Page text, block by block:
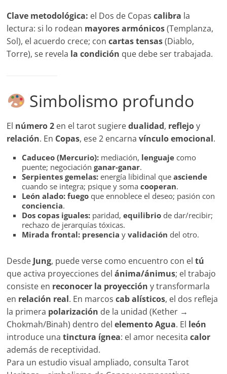
Clave metodológica: el Dos de Copascalibra la
lectura: si lo rodean mayores armónicos(Templanza,
Sol), el acuerdo crece; concartas tensas(Diablo,
Torre), se revela la condición que debe ser trabajada.
Simbolismo profundo
El número 2 en el tarot sugieredualidad, reflejoy
relación. En Copas, ese 2 encarnavínculo emocional.
Caduceo (Mercurio): mediación, lenguaje como
puente; negociaciónganar-ganar.
Serpientes gemelas: energía libidinal queasciende
cuando se integra; psique y somacooperan.
León alado: fuego que ennoblece el deseo; pasión con
conciencia.
Dos copas iguales: paridad,equilibrio de dar/recibir;
rechazo de jerarquías tóxicas.
Mirada frontal: presencia yvalidación del otro.
Desde Jung, puede verse como encuentro con eltú
que activa proyecciones delánima/ánimus; el trabajo
consiste en reconocer la proyección y transformarla
en relación real. En marcoscab alísticos, el dos refleja
la primera polarización de la unidad (Kether →
Chokmah/Binah) dentro delelemento Agua. El león
introduce unatinctura ígnea: el amor necesitacalor
además de receptividad.
Para un estudio visual ampliado, consulta Tarot